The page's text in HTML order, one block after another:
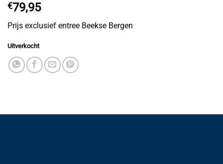
€79,95
Prijs exclusief entree Beekse Bergen
Uitverkocht